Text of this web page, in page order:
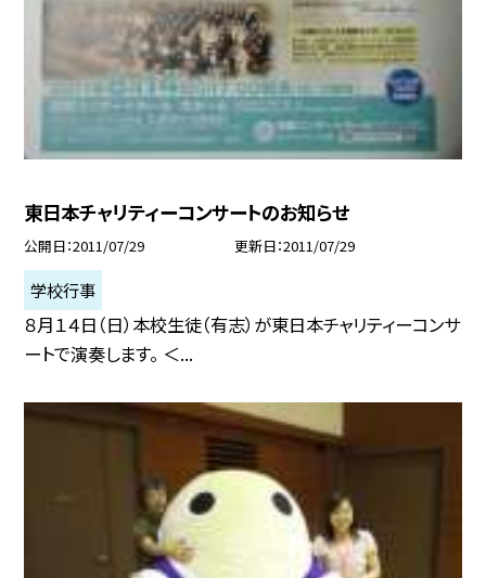
東日本チャリティーコンサートのお知らせ
公開日 2011/07/29 更新日 2011/07/29
学校行事
８月１４日（日）本校生徒（有志）が東日本チャリティーコンサ
ートで演奏します。 ＜...